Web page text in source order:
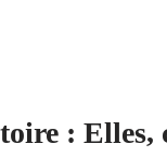
: Elles,